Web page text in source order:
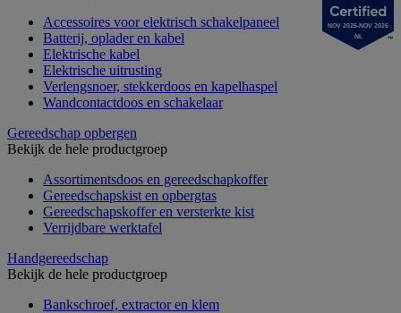
Accessoires voor elektrisch schakelpaneel
Batterij, oplader en kabel
Elektrische kabel
Elektrische uitrusting
Verlengsnoer, stekkerdoos en kapelhaspel
Wandcontactdoos en schakelaar
Gereedschap opbergen
Bekijk de hele productgroep
Assortimentsdoos en gereedschapkoffer
Gereedschapskist en opbergtas
Gereedschapskoffer en versterkte kist
Verrijdbare werktafel
Handgereedschap
Bekijk de hele productgroep
Bankschroef, extractor en klem
NOV 2025-NOV 2026
NL